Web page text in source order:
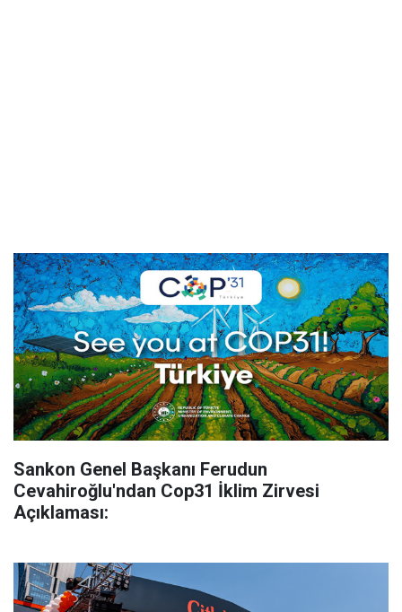
Sankon Genel Başkanı Ferudun
Cevahiroğlu'ndan Cop31 İklim Zirvesi
Açıklaması: